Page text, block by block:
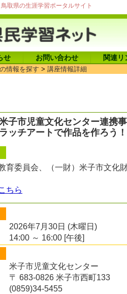
取県の生涯学習ポータルサイト
せ お問い合わせ 関連リ
情報を探す > 講座情報詳細
子市児童文化センター連携
チアートで作品を作ろう！
育委員会、（一財）米子市文化
ちら
2026年7月30日 (木曜日)
14:00 ～ 16:00 [午後]
米子市児童文化センター
〒 683-0826 米子市西町133
(0859)34-5455